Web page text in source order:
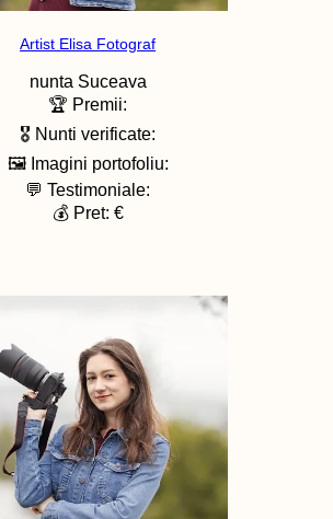
Artist Elisa Fotograf
nunta Suceava
🏆 Premii:
🎖️ Nunti verificate:
🖼️ Imagini portofoliu:
💬 Testimoniale:
💰 Pret: €